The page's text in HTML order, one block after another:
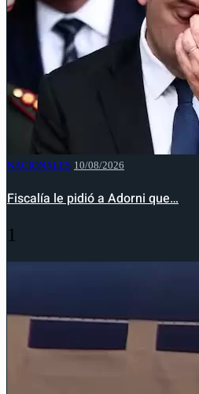
NACIONALES 10/08/2026
Fiscalía le pidió a Adorni que…
1